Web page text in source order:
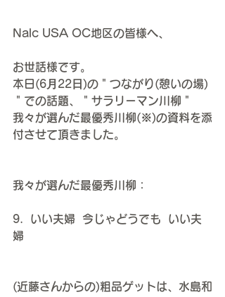
Nalc USA OC地区の皆様へ、
お世話様です。
本日(6⽉22⽇)の＂つながり(憩いの場)
＂での話題、＂サラリーマン川柳＂
我々が選んだ最優秀川柳(※)の資料を添
付させて頂きました。
我々が選んだ最優秀川柳：
9.  いい夫婦  今じゃどうでも  いい夫
婦
(近藤さんからの)粗品ゲットは、水島和